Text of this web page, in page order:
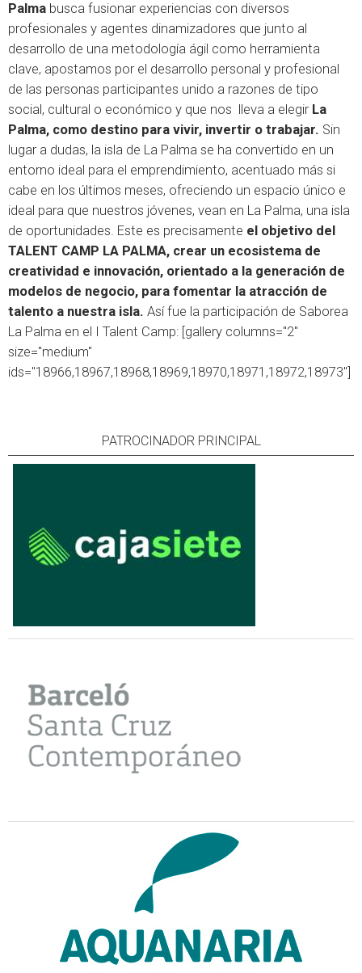
Palma busca fusionar experiencias con diversos
profesionales y agentes dinamizadores que junto al
desarrollo de una metodología ágil como herramienta
clave, apostamos por el desarrollo personal y profesional
de las personas participantes unido a razones de tipo
social, cultural o económico y que nos lleva a elegir La
Palma, como destino para vivir, invertir o trabajar. Sin
lugar a dudas, la isla de La Palma se ha convertido en un
entorno ideal para el emprendimiento, acentuado más si
cabe en los últimos meses, ofreciendo un espacio único e
ideal para que nuestros jóvenes, vean en La Palma, una isla
de oportunidades. Este es precisamente el objetivo del
TALENT CAMP LA PALMA, crear un ecosistema de
creatividad e innovación, orientado a la generación de
modelos de negocio, para fomentar la atracción de
talento a nuestra isla. Así fue la participación de Saborea
La Palma en el I Talent Camp: [gallery columns="2"
size="medium"
ids="18966,18967,18968,18969,18970,18971,18972,18973"]
PATROCINADOR PRINCIPAL